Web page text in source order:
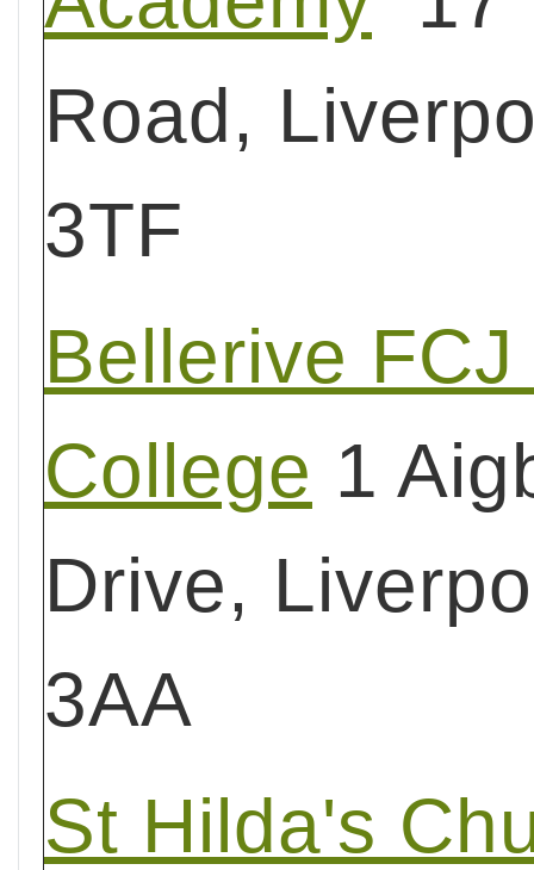
Road,
3TF
Bellerive
College 1
Drive,
3AA
St Hilda's